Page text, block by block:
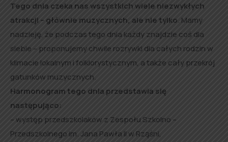
Tego dnia czeka nas wszystkich wiele niezwykłych
atrakcji – głównie muzycznych, ale nie tylko. Mamy
nadzieję, że podczas tego dnia każdy znajdzie coś dla
siebie – proponujemy chwile rozrywki dla całych rodzin w
klimacie lokalnym i folklorystycznym, a także cały przekrój
gatunków muzycznych.
Harmonogram tego dnia przedstawia się
następująco:
– występ przedszkolaków z Zespołu Szkolno –
Przedszkolnego im. Jana Pawła II w Rząśni,